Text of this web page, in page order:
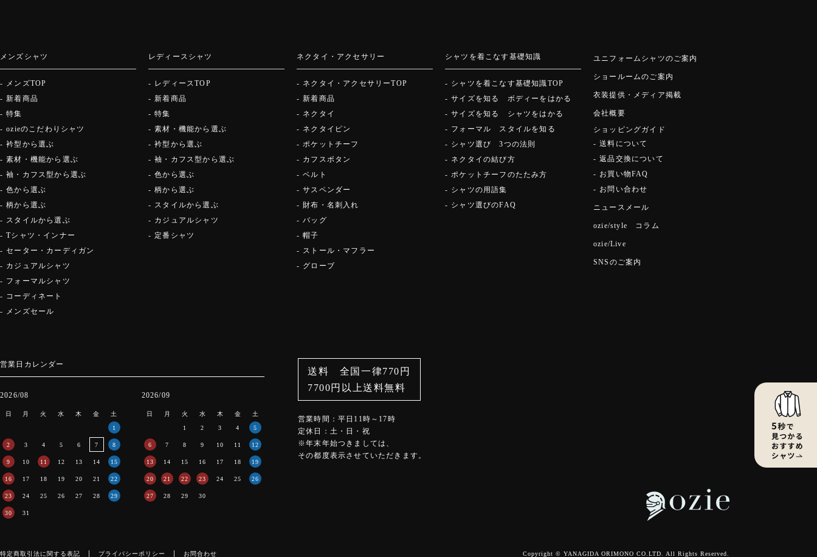
メンズシャツ
メンズTOP
新着商品
特集
ozieのこだわりシャツ
衿型から選ぶ
素材・機能から選ぶ
袖・カフス型から選ぶ
色から選ぶ
柄から選ぶ
スタイルから選ぶ
Tシャツ・インナー
セーター・カーディガン
カジュアルシャツ
フォーマルシャツ
コーディネート
メンズセール
レディースシャツ
レディースTOP
新着商品
特集
素材・機能から選ぶ
衿型から選ぶ
袖・カフス型から選ぶ
色から選ぶ
柄から選ぶ
スタイルから選ぶ
カジュアルシャツ
定番シャツ
ネクタイ・アクセサリー
ネクタイ・アクセサリーTOP
新着商品
ネクタイ
ネクタイピン
ポケットチーフ
カフスボタン
ベルト
サスペンダー
財布・名刺入れ
バッグ
帽子
ストール・マフラー
グローブ
シャツを着こなす基礎知識
シャツを着こなす基礎知識TOP
サイズを知る ボディーをはかる
サイズを知る シャツをはかる
フォーマル スタイルを知る
シャツ選び 3つの法則
ネクタイの結び方
ポケットチーフのたたみ方
シャツの用語集
シャツ選びのFAQ
ユニフォームシャツのご案内
ショールームのご案内
衣装提供・メディア掲載
会社概要
ショッピングガイド
送料について
返品交換について
お買い物FAQ
お問い合わせ
ニュースメール
ozie/style コラム
ozie/Live
SNSのご案内
営業日カレンダー
2026/08
日 月 火 水 木 金 土
1
2 3 4 5 6 7 8
9 10 11 12 13 14 15
16 17 18 19 20 21 22
23 24 25 26 27 28 29
30 31
2026/09
日 月 火 水 木 金 土
1 2 3 4 5
6 7 8 9 10 11 12
13 14 15 16 17 18 19
20 21 22 23 24 25 26
27 28 29 30
送料 全国一律770円
7700円以上送料無料
営業時間：平日11時～17時
定休日：土・日・祝
※年末年始つきましては、
その都度表示させていただきます。
特定商取引法に関する表記 プライバシーポリシー お問合わせ Copyright © YANAGIDA ORIMONO CO.LTD. All Rights Reserved.